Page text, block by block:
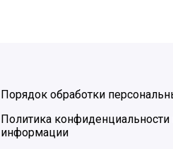
Порядок обработки
Политика
информации